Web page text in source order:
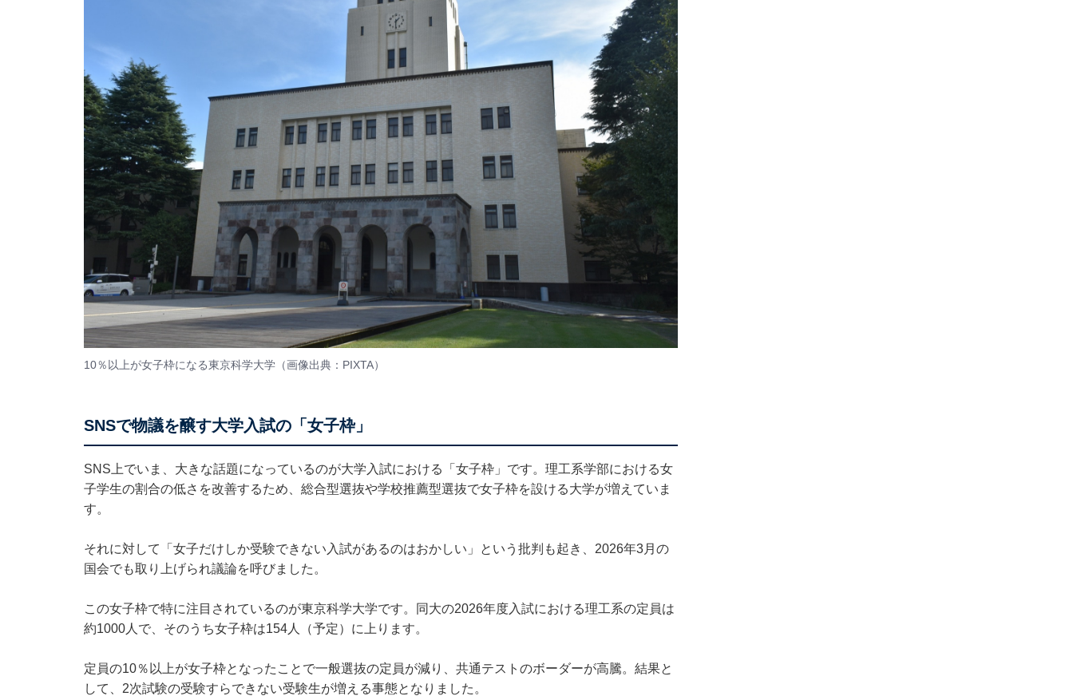
10％以上が女子枠になる東京科学大学（画像出典：PIXTA）
SNSで物議を醸す大学入試の「女子枠」
SNS上でいま、大きな話題になっているのが大学入試における「女子枠」です。理工系学部における女
子学生の割合の低さを改善するため、総合型選抜や学校推薦型選抜で女子枠を設ける大学が増えていま
す。
それに対して「女子だけしか受験できない入試があるのはおかしい」という批判も起き、2026年3月の
国会でも取り上げられ議論を呼びました。
この女子枠で特に注目されているのが東京科学大学です。同大の2026年度入試における理工系の定員は
約1000人で、そのうち女子枠は154人（予定）に上ります。
定員の10％以上が女子枠となったことで一般選抜の定員が減り、共通テストのボーダーが高騰。結果と
して、2次試験の受験すらできない受験生が増える事態となりました。